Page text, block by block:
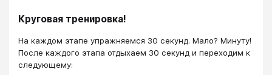
Круговая тренировка!
На каждом этапе упражняемся 30 секунд. Мало? Минуту!
После каждого этапа отдыхаем 30 секунд и переходим к
следующему: